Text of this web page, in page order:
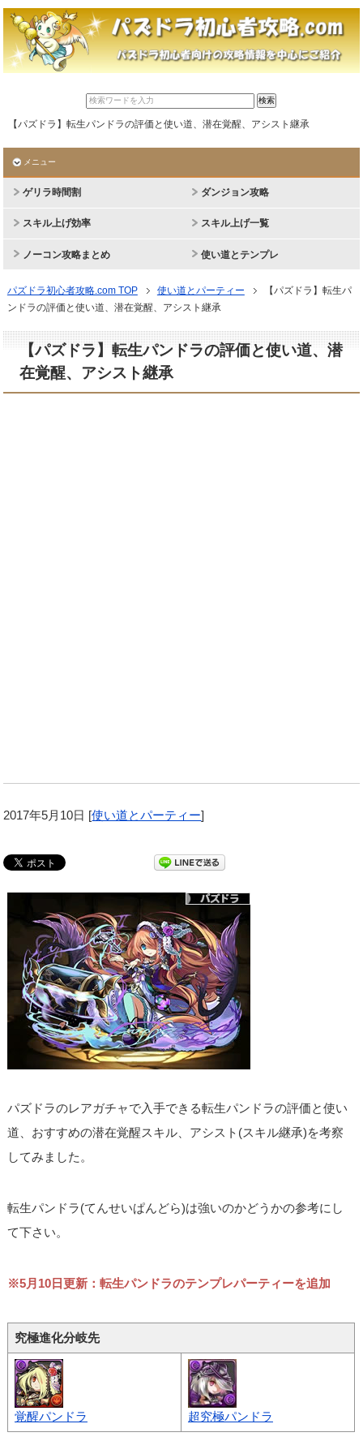
【パズドラ】転生パンドラの評価と使い道、潜在覚醒、アシスト継承
メニュー
ゲリラ時間割 ダンジョン攻略
スキル上げ効率 スキル上げ一覧
ノーコン攻略まとめ 使い道とテンプレ
パズドラ初心者攻略.com TOP 使い道とパーティー
【パズドラ】転生パ
ンドラの評価と使い道、潜在覚醒、アシスト継承
【パズドラ】転生パンドラの評価と使い道、潜
在覚醒、アシスト継承
2017年5月10日 [使い道とパーティー]
パズドラのレアガチャで入手できる転生パンドラの評価と使い
道、おすすめの潜在覚醒スキル、アシスト(スキル継承)を考察
してみました。
転生パンドラ(てんせいぱんどら)は強いのかどうかの参考にし
て下さい。
※5月10日更新：転生パンドラのテンプレパーティーを追加
究極進化分岐先
覚醒パンドラ 超究極パンドラ